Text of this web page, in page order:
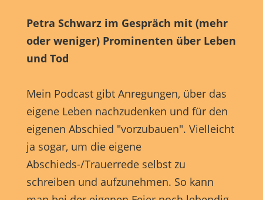
Petra Schwarz im Gespräch mit (mehr
oder weniger) Prominenten über Leben
und Tod
Mein Podcast gibt Anregungen, über das
eigene Leben nachzudenken und für den
eigenen Abschied "vorzubauen". Vielleicht
ja sogar, um die eigene
Abschieds-/Trauerrede selbst zu
schreiben und aufzunehmen. So kann